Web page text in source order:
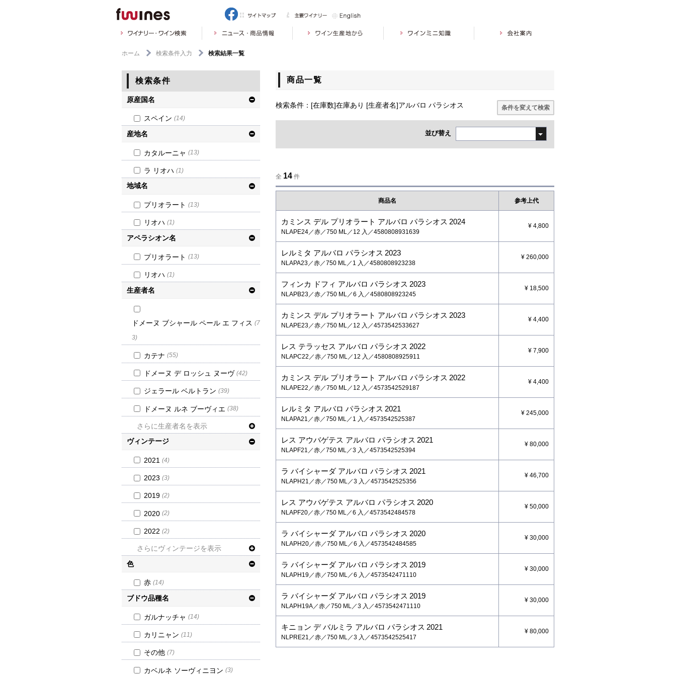
ホーム 検索条件入力 検索結果一覧
検索条件
原産国名
スペイン (14)
産地名
カタルーニャ (13)
ラ リオハ (1)
地域名
プリオラート (13)
リオハ (1)
アペラシオン名
プリオラート (13)
リオハ (1)
生産者名
ドメーヌ ブシャール ペール エ フィス (7
3)
カテナ (55)
ドメーヌ デ ロッシュ ヌーヴ (42)
ジェラール ベルトラン (39)
ドメーヌ ルネ ブーヴィエ (38)
さらに生産者名を表示
ヴィンテージ
2021 (4)
2023 (3)
2019 (2)
2020 (2)
2022 (2)
さらにヴィンテージを表示
色
赤 (14)
ブドウ品種名
ガルナッチャ (14)
カリニャン (11)
その他 (7)
カベルネ ソーヴィニヨン (3)
商品一覧
検索条件：[在庫数]在庫あり [生産者名]アルバロ パラシオス 条件を変えて検索
並び替え
全 14 件
商品名 参考上代
カミンス デル プリオラート アルバロ パラシオス 2024
NLAPE24／赤／750 ML／12 入／4580808931639
¥ 4,800
レルミタ アルバロ パラシオス 2023
NLAPA23／赤／750 ML／1 入／4580808923238
¥ 260,000
フィンカ ドフィ アルバロ パラシオス 2023
NLAPB23／赤／750 ML／6 入／4580808923245
¥ 18,500
カミンス デル プリオラート アルバロ パラシオス 2023
NLAPE23／赤／750 ML／12 入／4573542533627
¥ 4,400
レス テラッセス アルバロ パラシオス 2022
NLAPC22／赤／750 ML／12 入／4580808925911
¥ 7,900
カミンス デル プリオラート アルバロ パラシオス 2022
NLAPE22／赤／750 ML／12 入／4573542529187
¥ 4,400
レルミタ アルバロ パラシオス 2021
NLAPA21／赤／750 ML／1 入／4573542525387
¥ 245,000
レス アウバゲテス アルバロ パラシオス 2021
NLAPF21／赤／750 ML／3 入／4573542525394
¥ 80,000
ラ バイシャーダ アルバロ パラシオス 2021
NLAPH21／赤／750 ML／3 入／4573542525356
¥ 46,700
レス アウバゲテス アルバロ パラシオス 2020
NLAPF20／赤／750 ML／6 入／4573542484578
¥ 50,000
ラ バイシャーダ アルバロ パラシオス 2020
NLAPH20／赤／750 ML／6 入／4573542484585
¥ 30,000
ラ バイシャーダ アルバロ パラシオス 2019
NLAPH19／赤／750 ML／6 入／4573542471110
¥ 30,000
ラ バイシャーダ アルバロ パラシオス 2019
NLAPH19A／赤／750 ML／3 入／4573542471110
¥ 30,000
キニョン デ バルミラ アルバロ パラシオス 2021
NLPRE21／赤／750 ML／3 入／4573542525417
¥ 80,000